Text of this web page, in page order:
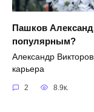
Пашков
популярным?
Александр
карьера
2 8.9к.